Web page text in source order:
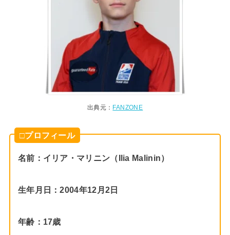
出典元： FANZONE
□プロフィール
名前：イリア・マリニン（Ilia Malinin）
生年月日：2004年12月2日
年齢：17歳